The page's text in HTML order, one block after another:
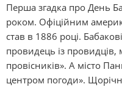
Перша згадка про День
роком. Офіційним
став в 1886 році.
провидець із провидців,
провісників». А місто
центром погоди».